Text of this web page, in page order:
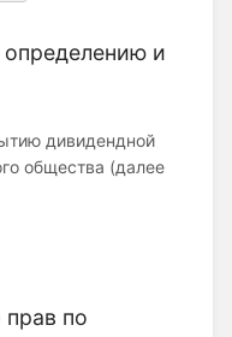
и
дивидендной
общества (далее
по